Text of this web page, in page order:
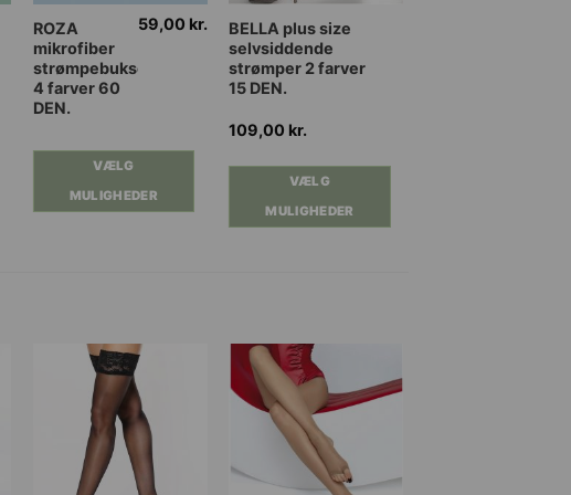
ROZA
mikrofiber
strømpebukser
4 farver 60
DEN.
59,00 kr.
VÆLG
MULIGHEDER
Dette
vare
har
flere
Mulighederne
vælges
BELLA plus size
selvsiddende
strømper 2 farver
15 DEN.
109,00 kr.
VÆLG
MULIGHEDER
Dette
vare
har
varianter.
vælges
på